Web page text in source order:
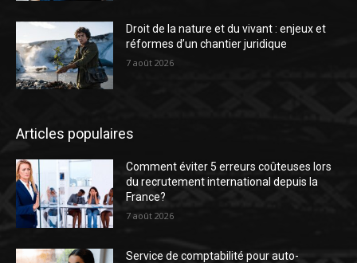
Droit de la nature et du vivant : enjeux et
réformes d’un chantier juridique
7 août 2026
Articles populaires
Comment éviter 5 erreurs coûteuses lors
du recrutement international depuis la
France?
7 août 2026
Service de comptabilité pour auto-